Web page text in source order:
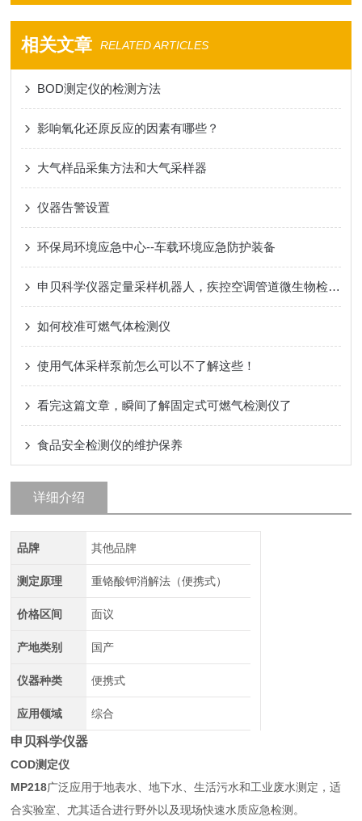
相关文章 RELATED ARTICLES
BOD测定仪的检测方法
影响氧化还原反应的因素有哪些？
大气样品采集方法和大气采样器
仪器告警设置
环保局环境应急中心--车载环境应急防护装备
申贝科学仪器定量采样机器人，疾控空调管道微生物检测设备
如何校准可燃气体检测仪
使用气体采样泵前怎么可以不了解这些！
看完这篇文章，瞬间了解固定式可燃气检测仪了
食品安全检测仪的维护保养
详细介绍
品牌 其他品牌
测定原理 重铬酸钾消解法（便携式）
价格区间 面议
产地类别 国产
仪器种类 便携式
应用领域 综合
申贝科学仪器
COD测定仪
MP218广泛应用于地表水、地下水、生活污水和工业废水测定，适
合实验室、尤其适合进行野外以及现场快速水质应急检测。